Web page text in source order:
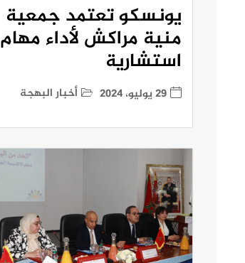
يونسكو تعتمد جمعية
منية مراكش لأداء مهام
استشارية
29 يوليو، 2024 أخبار البهجة